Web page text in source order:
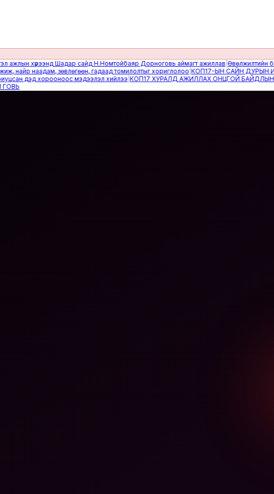
хүрээнд Шадар сайд Н.Номтойбаяр Дорноговь аймагт ажиллав|Өвөлжилтийн
наадам, зөвлөгөөн, гадаад томилолтыг хориглолоо|КОП17-ЫН САЙН ДУРЫН
дэд хорооноос мэдээлэл хийлээ|КОП17 ХУРАЛД АЖИЛЛАХ ОНЦГОЙ БАЙДЛЫН